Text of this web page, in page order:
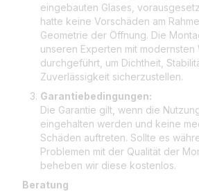
eingebauten Glases,
hatte keine Vorschäden am
Geometrie der Öffnung. Die
unseren Experten mit
durchgeführt, um Dichtheit,
Zuverlässigkeit sicherzustellen.
Garantiebedingungen:
Die Garantie gilt, wenn die
eingehalten werden und keine
Schäden auftreten. Sollte es
Problemen mit der Qualität der
beheben wir diese kostenlos.
Beratung